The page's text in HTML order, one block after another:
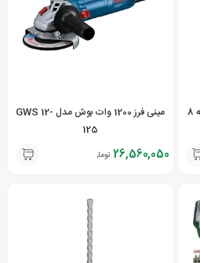
تیغ اره عمودبر بوش مدل T8 مجموعه 8
مینی فرز 1200 وات بوش مدل GWS 12-
125
26,560,050 تومان